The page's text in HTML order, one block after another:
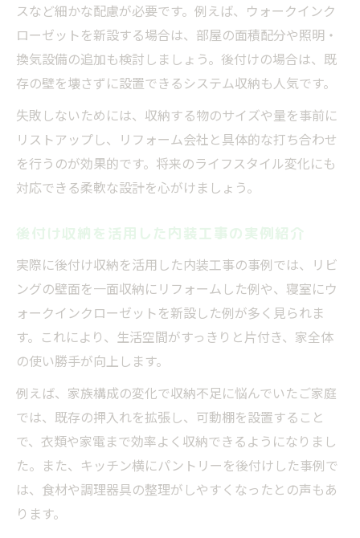
スなど細かな配慮が必要です。例えば、ウォークインク
ローゼットを新設する場合は、部屋の面積配分や照明・
換気設備の追加も検討しましょう。後付けの場合は、既
存の壁を壊さずに設置できるシステム収納も人気です。
失敗しないためには、収納する物のサイズや量を事前に
リストアップし、リフォーム会社と具体的な打ち合わせ
を行うのが効果的です。将来のライフスタイル変化にも
対応できる柔軟な設計を心がけましょう。
後付け収納を活用した内装工事の実例紹介
実際に後付け収納を活用した内装工事の事例では、リビ
ングの壁面を一面収納にリフォームした例や、寝室にウ
ォークインクローゼットを新設した例が多く見られま
す。これにより、生活空間がすっきりと片付き、家全体
の使い勝手が向上します。
例えば、家族構成の変化で収納不足に悩んでいたご家庭
では、既存の押入れを拡張し、可動棚を設置すること
で、衣類や家電まで効率よく収納できるようになりまし
た。また、キッチン横にパントリーを後付けした事例で
は、食材や調理器具の整理がしやすくなったとの声もあ
ります。